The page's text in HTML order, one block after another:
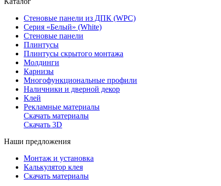
Стеновые панели из ДПК (WPC)
Серия «Белый» (White)
Стеновые панели
Плинтусы
Плинтусы скрытого монтажа
Молдинги
Карнизы
Многофункциональные профили
Наличники и дверной декор
Клей
Рекламные материалы
Скачать материалы
Скачать 3D
Наши предложения
Монтаж и установка
Калькулятор клея
Скачать материалы